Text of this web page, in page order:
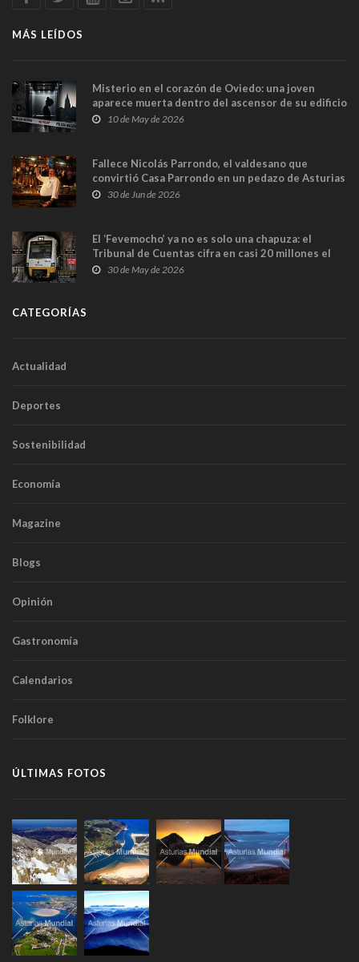
MÁS LEÍDOS
Misterio en el corazón de Oviedo: una joven
aparece muerta dentro del ascensor de su edificio
y las cámaras captan sus últimos minutos
10 de May de 2026
Fallece Nicolás Parrondo, el valdesano que
convirtió Casa Parrondo en un pedazo de Asturias
en Madrid
30 de Jun de 2026
El ‘Fevemocho’ ya no es solo una chapuza: el
Tribunal de Cuentas cifra en casi 20 millones el
sobrecoste de los trenes que no cabían por los
30 de May de 2026
CATEGORÍAS
Actualidad
Deportes
Sostenibilidad
Economía
Magazine
Blogs
Opinión
Gastronomía
Calendarios
Folklore
ÚLTIMAS FOTOS